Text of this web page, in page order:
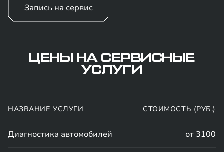
Запись на сервис
ЦЕНЫ НА СЕРВИСНЫЕ
УСЛУГИ
НАЗВАНИЕ УСЛУГИ СТОИМОСТЬ (РУБ.)
Диагностика автомобилей от 3100